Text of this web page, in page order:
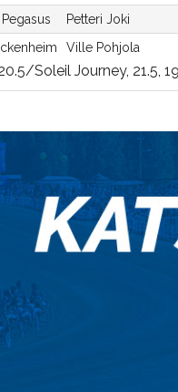
Petteri Joki
Ville Pohjola
Soleil Journey, 21.5,